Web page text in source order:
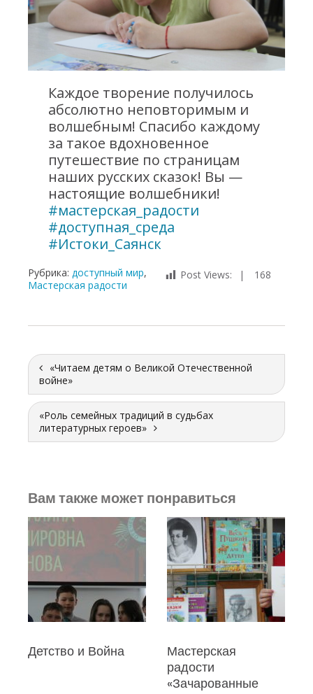
Каждое творение получилось
абсолютно неповторимым и
волшебным! Спасибо каждому
за такое вдохновенное
путешествие по страницам
наших русских сказок! Вы —
настоящие волшебники!
#мастерская_радости
#доступная_среда
#Истоки_Саянск
Post Views: 168
Рубрика: доступный мир,
Мастерская радости
«Читаем детям о Великой Отечественной
войне»
«Роль семейных традиций в судьбах
литературных героев»
Вам также может понравиться
Детство и Война
Мастерская
радости
«Зачарованные